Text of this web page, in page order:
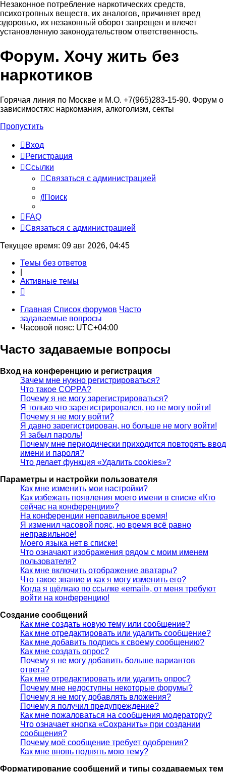
Незаконное потребление наркотических средств,
психотропных веществ, их аналогов, причиняет вред
здоровью, их незаконный оборот запрещен и влечет
установленную законодательством ответственность.
Регистрация
Форум. Хочу жить без
наркотиков
Горячая линия по Москве и М.О. +7(965)283-15-90. Форум о
зависимостях: наркомания, алкоголизм, секты
Пропустить
Вход
Регистрация
Ссылки
Связаться с администрацией
Поиск
FAQ
Связаться с администрацией
Текущее время: 09 авг 2026, 04:45
Темы без ответов
Активные темы
Главная Список форумов Часто
задаваемые вопросы
Часовой пояс: UTC+04:00
Часто задаваемые вопросы
Вход на конференцию и регистрация
Зачем мне нужно регистрироваться?
Что такое COPPA?
Почему я не могу зарегистрироваться?
Я только что зарегистрировался, но не могу войти!
Почему я не могу войти?
Я давно зарегистрирован, но больше не могу войти!
Я забыл пароль!
Почему мне периодически приходится повторять ввод
имени и пароля?
Что делает функция «Удалить cookies»?
Параметры и настройки пользователя
Как мне изменить мои настройки?
Как избежать появления моего имени в списке «Кто
сейчас на конференции»?
На конференции неправильное время!
Я изменил часовой пояс, но время всё равно
неправильное!
Моего языка нет в списке!
Что означают изображения рядом с моим именем
пользователя?
Как мне включить отображение аватары?
Что такое звание и как я могу изменить его?
Когда я щёлкаю по ссылке «email», от меня требуют
войти на конференцию!
Создание сообщений
Как мне создать новую тему или сообщение?
Как мне отредактировать или удалить сообщение?
Как мне добавить подпись к своему сообщению?
Как мне создать опрос?
Почему я не могу добавить больше вариантов
ответа?
Как мне отредактировать или удалить опрос?
Почему мне недоступны некоторые форумы?
Почему я не могу добавлять вложения?
Почему я получил предупреждение?
Как мне пожаловаться на сообщения модератору?
Что означает кнопка «Сохранить» при создании
сообщения?
Почему моё сообщение требует одобрения?
Как мне вновь поднять мою тему?
Форматирование сообщений и типы создаваемых тем